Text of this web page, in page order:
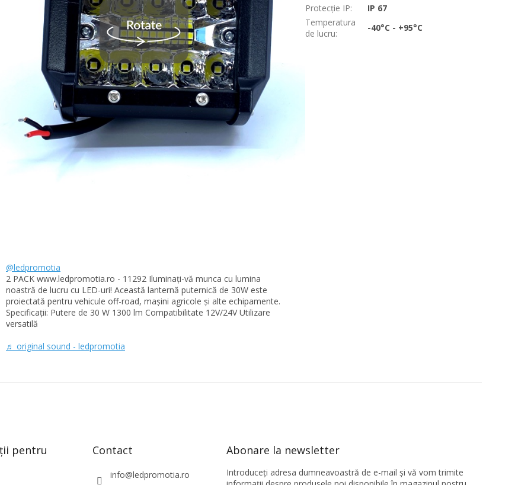
@ledpromotia
2 PACK www.ledpromotia.ro - 11292 Iluminați-vă munca cu lumina
noastră de lucru cu LED-uri! Această lanternă puternică de 30W este
proiectată pentru vehicule off-road, mașini agricole și alte echipamente.
Specificații: Putere de 30 W 1300 lm Compatibilitate 12V/24V Utilizare
versatilă
♬ original sound - ledpromotia
Protecție IP:
IP 67
Temperatura
de lucru:
-40°C - +95°C
pentru Contact
info@ledpromotia.ro
Abonare la newsletter
Introduceţi adresa dumneavoastră de e-mail şi vă vom trimite